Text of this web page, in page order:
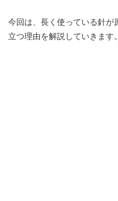
今回は、長く使っている針が
立つ理由を解説していきます。